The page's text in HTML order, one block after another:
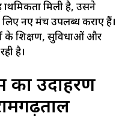
मिली है, उसने
लिए नए मंच उपलब्ध कराए हैं।
के प्रशिक्षण, सुविधाओं और
है।
का उदाहरण